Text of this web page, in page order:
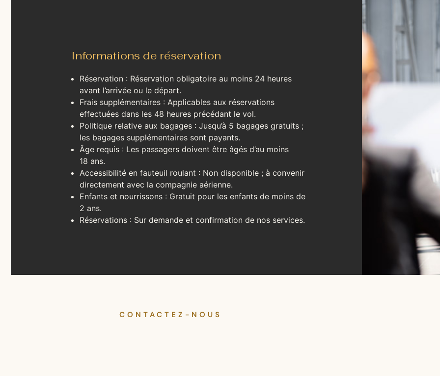
Informations de réservation
Réservation : Réservation obligatoire au moins 24 heures
avant l’arrivée ou le départ.
Frais supplémentaires : Applicables aux réservations
effectuées dans les 48 heures précédant le vol.
Politique relative aux bagages : Jusqu’à 5 bagages gratuits ;
les bagages supplémentaires sont payants.
Âge requis : Les passagers doivent être âgés d’au moins
18 ans.
Accessibilité en fauteuil roulant : Non disponible ; à convenir
directement avec la compagnie aérienne.
Enfants et nourrissons : Gratuit pour les enfants de moins de
2 ans.
Réservations : Sur demande et confirmation de nos services.
CONTACTEZ-NOUS